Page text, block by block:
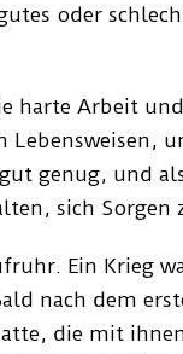
oder
harte Arbeit
genug, und
sich Sorgen
Ein Krieg
nach dem
die mit